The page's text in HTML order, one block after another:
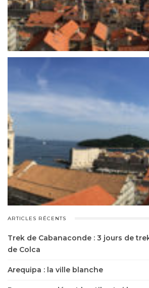
ARTICLES RÉCENTS
Trek de Cabanaconde : 3 jours de
de Colca
Arequipa : la ville blanche